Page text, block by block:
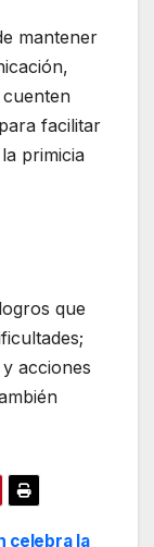
mantener
facilitar
primicia
que
acciones
celebra la